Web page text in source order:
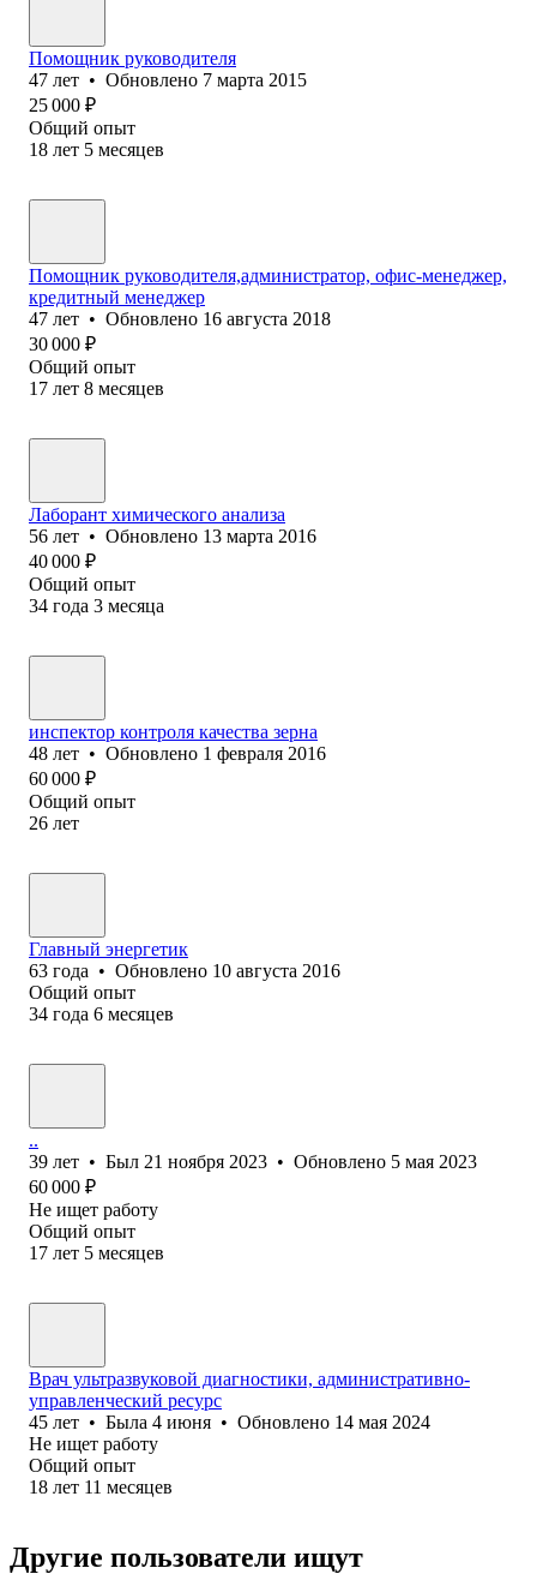
Помощник руководителя
47 лет • Обновлено 7 марта 2015
25 000 ₽
Общий опыт
18 лет 5 месяцев
Помощник руководителя,администратор, офис-менеджер,
кредитный менеджер
47 лет • Обновлено 16 августа 2018
30 000 ₽
Общий опыт
17 лет 8 месяцев
Лаборант химического анализа
56 лет • Обновлено 13 марта 2016
40 000 ₽
Общий опыт
34 года 3 месяца
инспектор контроля качества зерна
48 лет • Обновлено 1 февраля 2016
60 000 ₽
Общий опыт
26 лет
Главный энергетик
63 года • Обновлено 10 августа 2016
Общий опыт
34 года 6 месяцев
..
39 лет • Был 21 ноября 2023 • Обновлено 5 мая 2023
60 000 ₽
Не ищет работу
Общий опыт
17 лет 5 месяцев
Врач ультразвуковой диагностики, административно-
управленческий ресурс
45 лет • Была 4 июня • Обновлено 14 мая 2024
Не ищет работу
Общий опыт
18 лет 11 месяцев
Другие пользователи ищут